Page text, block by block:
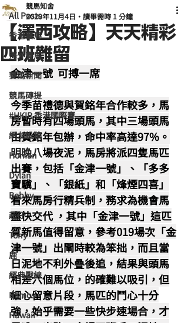
All Posts
香港賽馬
海外賽馬
賽馬新聞
競馬磚提
#HKIR 香港國際賽
網友投稿
Homan
Dylan
Bobby
超仔
Tony
鹿
經典戰線
Ramos
Hawaii
【澤西攻略】天天精彩
四班難留
競馬知舍
2020年11月4日
讀畢需時 1 分鐘
金津一號  可搏一席
今季苗禮德與賀銘年合作較多，馬
房暫時有四場頭馬，其中三場頭馬
由賀銘年包辦，命中率高達97%。
明晚八場夜泥，馬房將派四隻馬匹
出賽，包括「金津一號」、「多多
寶驥」、「銀紙」和「烽煙四喜」
看來馬房行精兵制，務求為機會馬
盡快交代 ，其中「金津一號」這匹
質新馬值得留意，參考019場次「金
津一號」出閘時較為笨拙，而且當
日泥地不利外曡後追，結果與頭馬
相差六個馬位，的確難以吸引，但
細心留意片段，馬匹的鬥心十分
強，始乎需要一些快步速場合，才